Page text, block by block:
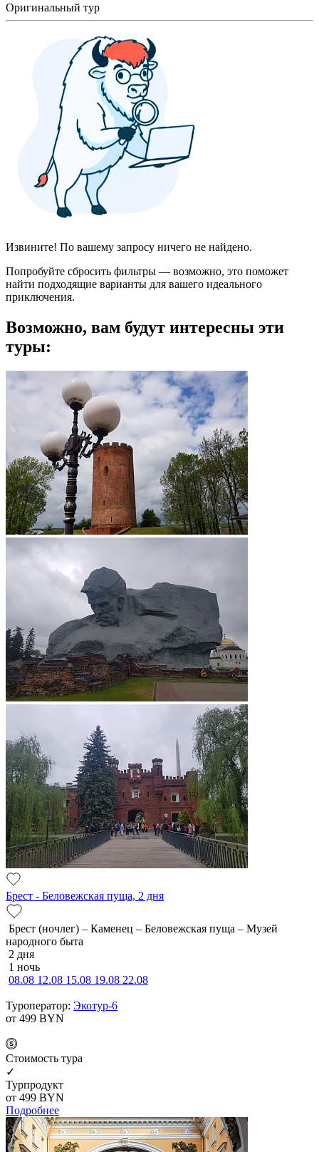
Оригинальный тур
Извините! По вашему запросу ничего не найдено.
Попробуйте сбросить фильтры — возможно, это поможет
найти подходящие варианты для вашего идеального
приключения.
Возможно, вам будут интересны эти
туры:
Брест - Беловежская пуща, 2 дня
Брест (ночлег) – Каменец – Беловежская пуща – Музей
народного быта
2 дня
1 ночь
08.08 12.08 15.08 19.08 22.08
Туроператор: Экотур-6
от 499 BYN
Cтоимость тура
✓
Турпродукт
от 499 BYN
Подробнее